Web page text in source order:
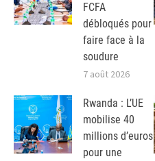
FCFA
débloqués pour
faire face à la
soudure
7 août 2026
Rwanda : L’UE
mobilise 40
millions d’euros
pour une